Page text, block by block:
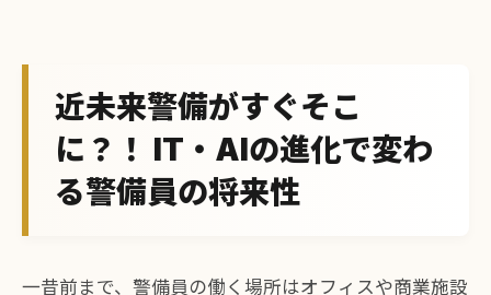
近未来警備がすぐそこ
に？！ IT・AIの進化で変わ
る警備員の将来性
一昔前まで、警備員の働く場所はオフィスや商業施設